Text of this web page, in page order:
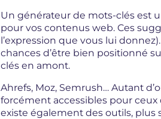
Un générateur de mots-clés est
pour vos contenus web. Ces
l’expression que vous lui
chances d’être bien positionné
clés en amont.
Ahrefs, Moz, Semrush… Autant
forcément accessibles pour
existe également des outils, plus